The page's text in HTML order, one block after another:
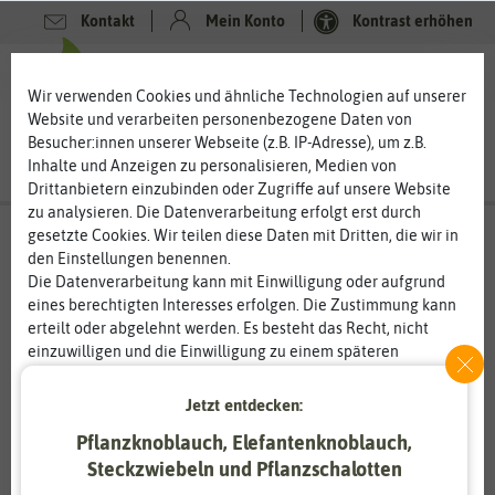
Kontakt Mein Konto Kontrast erhöhen
Wir verwenden Cookies und ähnliche Technologien auf unserer
Website und verarbeiten personenbezogene Daten von
Besucher:innen unserer Webseite (z.B. IP-Adresse), um z.B.
Inhalte und Anzeigen zu personalisieren, Medien von
Drittanbietern einzubinden oder Zugriffe auf unsere Website
zu analysieren. Die Datenverarbeitung erfolgt erst durch
gesetzte Cookies. Wir teilen diese Daten mit Dritten, die wir in
den Einstellungen benennen.
Die Datenverarbeitung kann mit Einwilligung oder aufgrund
eines berechtigten Interesses erfolgen. Die Zustimmung kann
erteilt oder abgelehnt werden. Es besteht das Recht, nicht
einzuwilligen und die Einwilligung zu einem späteren
Informationen zur Verwendung personenbezogener Daten und
Essenziell Statistik
Jetzt entdecken:
Pflanzknoblauch, Elefantenknoblauch,
Steckzwiebeln und Pflanzschalotten